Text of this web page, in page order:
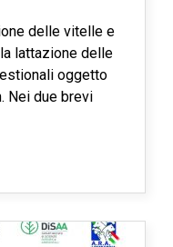
delle vitelle e
lattazione delle
oggetto
Nei due brevi